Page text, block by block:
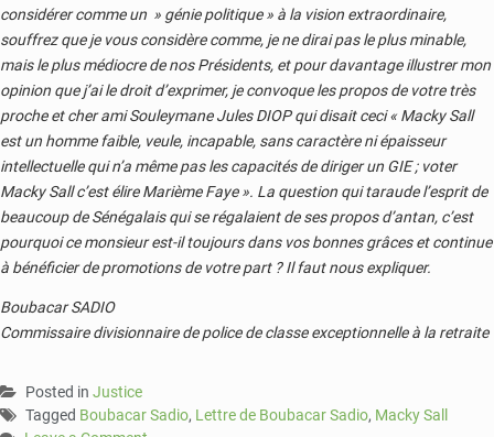
considérer comme un » génie politique » à la vision extraordinaire,
souffrez que je vous considère comme, je ne dirai pas le plus minable,
mais le plus médiocre de nos Présidents, et pour davantage illustrer mon
opinion que j’ai le droit d’exprimer, je convoque les propos de votre très
proche et cher ami Souleymane Jules DIOP qui disait ceci « Macky Sall
est un homme faible, veule, incapable, sans caractère ni épaisseur
intellectuelle qui n’a même pas les capacités de diriger un GIE ; voter
Macky Sall c’est élire Marième Faye ». La question qui taraude l’esprit de
beaucoup de Sénégalais qui se régalaient de ses propos d’antan, c’est
pourquoi ce monsieur est-il toujours dans vos bonnes grâces et continue
à bénéficier de promotions de votre part ? Il faut nous expliquer.
Boubacar SADIO
Commissaire divisionnaire de police de classe exceptionnelle à la retraite
Posted in Justice
Tagged Boubacar Sadio, Lettre de Boubacar Sadio, Macky Sall